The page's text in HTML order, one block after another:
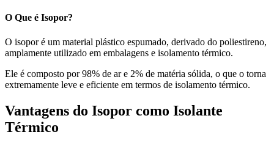
O Que é Isopor?
O isopor é um material plástico espumado, derivado do poliestireno,
amplamente utilizado em embalagens e isolamento térmico.
Ele é composto por 98% de ar e 2% de matéria sólida, o que o torna
extremamente leve e eficiente em termos de isolamento térmico.
Vantagens do Isopor como Isolante
Térmico